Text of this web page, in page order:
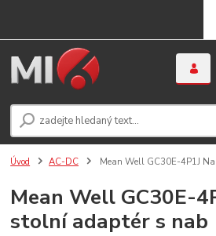
Úvod AC-DC Mean Well GC30E-4P1J
Mean Well GC30E-
stolní adaptér s nab